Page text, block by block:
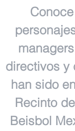
directivos y
han sido
Recinto
Beisbol